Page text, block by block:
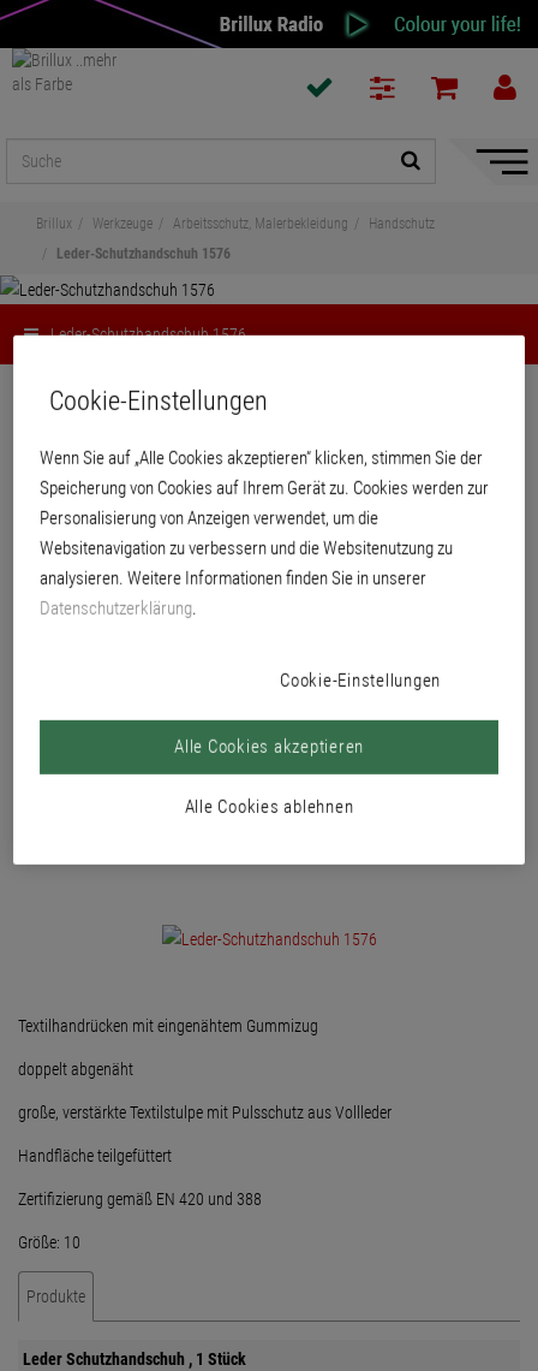
Brillux Werkzeuge Arbeitsschutz, Malerbekleidung
Handschutz
Leder-Schutzhandschuh 1576
Leder-Schutzhandschuh 1576
Leder-Schutzhandschuh 1576
Fünffingerhandschuh, Grifffläche und Zeigefinger aus Rindsvollleder, ca. 1,0–
1,2 mm. Fingerkuppen- und Knöchelschutz aus rauem, ca. 0,8–1 mm
Rindsspaltleder.
Textilhandrücken mit eingenähtem Gummizug
doppelt abgenäht
große, verstärkte Textilstulpe mit Pulsschutz aus Vollleder
Handfläche teilgefüttert
Zertifizierung gemäß EN 420 und 388
Größe: 10
Produkte
Leder Schutzhandschuh , 1 Stück
Cookie-Einstellungen
Wenn Sie auf „Alle Cookies akzeptieren“ klicken, stimmen Sie der
Speicherung von Cookies auf Ihrem Gerät zu. Cookies werden zur
Personalisierung von Anzeigen verwendet, um die
Websitenavigation zu verbessern und die Websitenutzung zu
analysieren. Weitere Informationen finden Sie in unserer
Datenschutzerklärung.
Cookie-Einstellungen
Alle Cookies ablehnen
Alle Cookies akzeptieren